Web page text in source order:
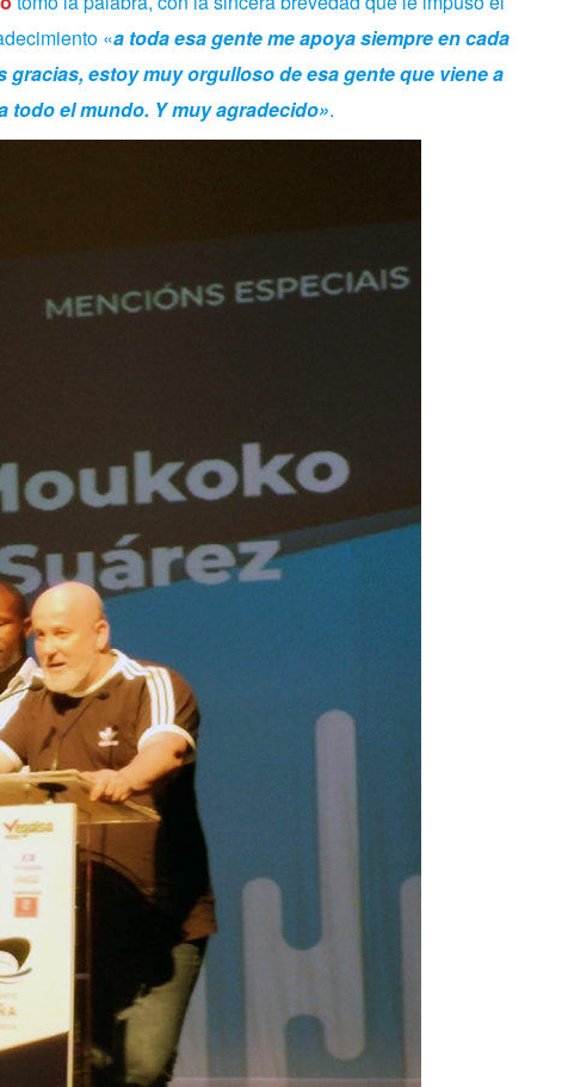
«a toda esa gente me apoya siempre en cada
gracias, estoy muy orgulloso de esa gente que viene a
todo el mundo. Y muy agradecido».